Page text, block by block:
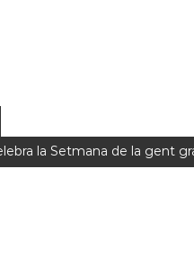
la Setmana de la gent